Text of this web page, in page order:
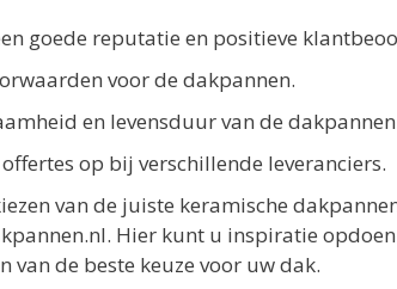
goede reputatie en positieve
voor de dakpannen.
en levensduur van de
op bij verschillende leveranciers.
van de juiste keramische
Hier kunt u inspiratie
van de beste keuze voor uw dak.